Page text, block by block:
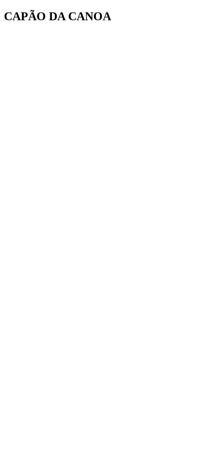
Ir
para
CAPÃO DA CANOA